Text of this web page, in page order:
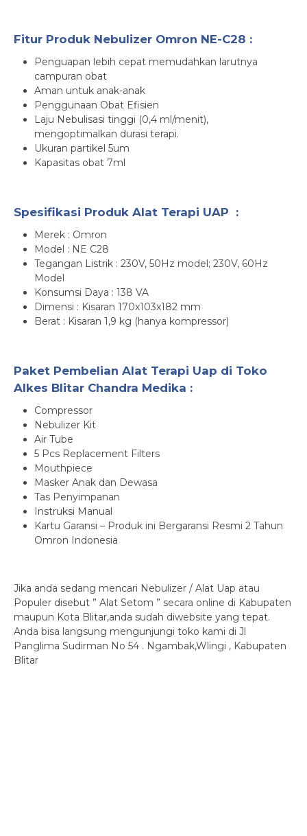
Fitur Produk Nebulizer Omron NE-C28 :
Penguapan lebih cepat memudahkan larutnya
campuran obat
Aman untuk anak-anak
Penggunaan Obat Efisien
Laju Nebulisasi tinggi (0,4 ml/menit),
mengoptimalkan durasi terapi.
Ukuran partikel 5um
Kapasitas obat 7ml
Spesifikasi Produk Alat Terapi UAP :
Merek : Omron
Model : NE C28
Tegangan Listrik : 230V, 50Hz model; 230V, 60Hz
Model
Konsumsi Daya : 138 VA
Dimensi : Kisaran 170x103x182 mm
Berat : Kisaran 1,9 kg (hanya kompressor)
Paket Pembelian Alat Terapi Uap di Toko
Alkes Blitar Chandra Medika :
Compressor
Nebulizer Kit
Air Tube
5 Pcs Replacement Filters
Mouthpiece
Masker Anak dan Dewasa
Tas Penyimpanan
Instruksi Manual
Kartu Garansi – Produk ini Bergaransi Resmi 2 Tahun
Omron Indonesia
Jika anda sedang mencari Nebulizer / Alat Uap atau
Populer disebut ” Alat Setom ” secara online di Kabupaten
maupun Kota Blitar,anda sudah diwebsite yang tepat.
Anda bisa langsung mengunjungi toko kami di Jl
Panglima Sudirman No 54 . Ngambak,Wlingi , Kabupaten
Blitar